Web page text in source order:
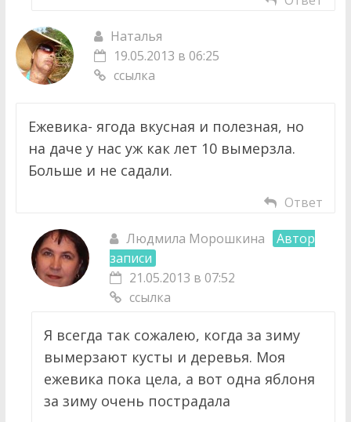
Наталья
19.05.2013 в 06:25
ссылка
Ежевика- ягода вкусная и полезная, но
на даче у нас уж как лет 10 вымерзла.
Больше и не садали.
Ответ
Людмила Морошкина
Автор
записи
21.05.2013 в 07:52
ссылка
Я всегда так сожалею, когда за зиму
вымерзают кусты и деревья. Моя
ежевика пока цела, а вот одна яблоня
за зиму очень пострадала